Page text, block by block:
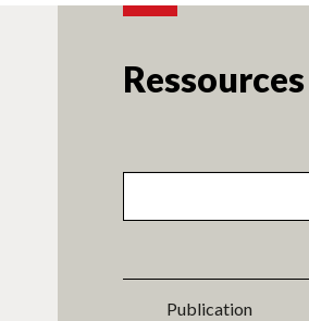
Ressources
Publication